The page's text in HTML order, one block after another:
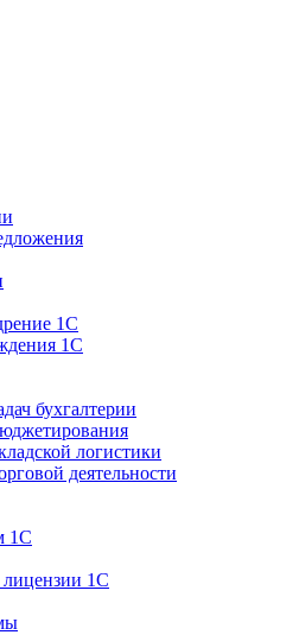
1С
1С
бухгалтерии
логистики
деятельности
1С
1С